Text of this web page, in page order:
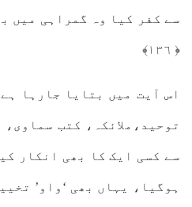
سے کفر کیا وہ گمراہی میں
﴿ ١٣٦﴾
اس آیت میں بتایا جارہا
توحید،ملائکہ، کتب
سے کسی ایک کا بھی انکار
ہوگیا، یہاں بھی ‘واو’